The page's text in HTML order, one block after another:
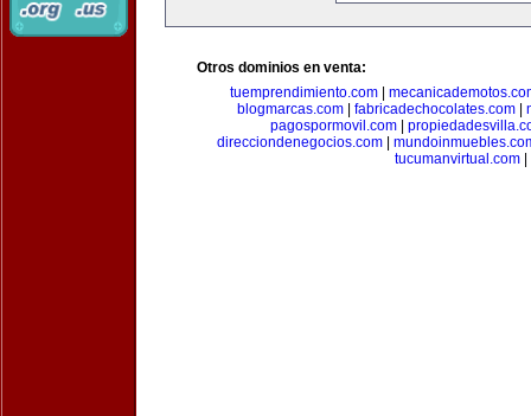
Otros dominios en venta:
tuemprendimiento.com
blogmarcas.com
fabricadechocolates.com
pagospormovil.com
direcciondenegocios.com
tucumanvirtual.com